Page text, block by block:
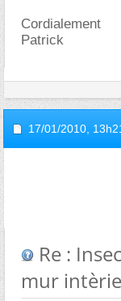
Cordialement
Patrick
17/01/2010,
Re :
mur